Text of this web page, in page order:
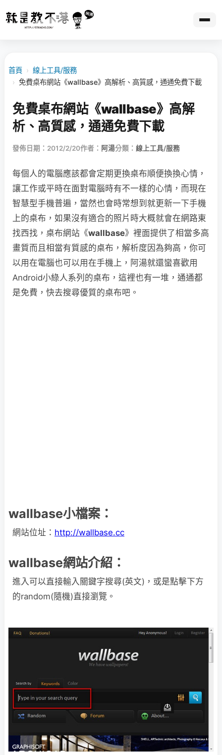
首頁 › 線上工具/服務
› 免費桌布網站《wallbase》高解析、高質感，通通免費下載
免費桌布網站《wallbase》高解
析、高質感，通通免費下載
發佈日期：2012/2/20作者： 阿湯分類： 線上工具/服務
每個人的電腦應該都會定期更換桌布順便換換心情，
讓工作或平時在面對電腦時有不一樣的心情，而現在
智慧型手機普遍，當然也會時常想到就更新一下手機
上的桌布，如果沒有適合的照片時大概就會在網路東
找西找，桌布網站《wallbase》裡面提供了相當多高
畫質而且相當有質感的桌布，解析度因為夠高，你可
以用在電腦也可以用在手機上，阿湯就還蠻喜歡用
Android小綠人系列的桌布，這裡也有一堆，通通都
是免費，快去搜尋優質的桌布吧。
wallbase小檔案：
網站位址： http://wallbase.cc
wallbase網站介紹：
進入可以直接輸入關鍵字搜尋(英文)，或是點擊下方
的random(隨機)直接瀏覽。